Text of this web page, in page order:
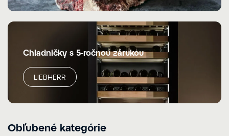
Chladničky s 5-ročnou zárukou
LIEBHERR
Obľubené kategórie